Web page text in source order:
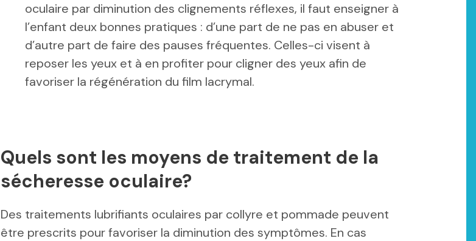
oculaire par diminution des clignements réflexes, il faut enseigner à
l’enfant deux bonnes pratiques : d’une part de ne pas en abuser et
d’autre part de faire des pauses fréquentes. Celles-ci visent à
reposer les yeux et à en profiter pour cligner des yeux afin de
favoriser la régénération du film lacrymal.
Quels sont les moyens de traitement de la
sécheresse oculaire?
Des traitements lubrifiants oculaires par collyre et pommade peuvent
être prescrits pour favoriser la diminution des symptômes. En cas